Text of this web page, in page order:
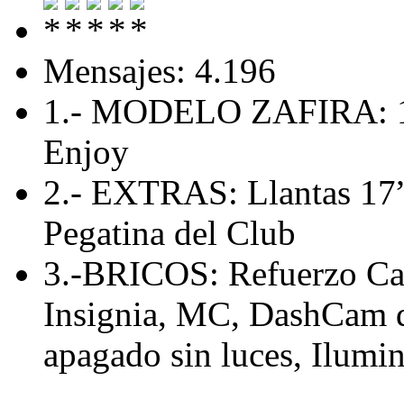
Mensajes: 4.196
1.- MODELO ZAFIRA:
Enjoy
2.- EXTRAS: Llantas
Pegatina del Club
3.-BRICOS: Refuerzo
Insignia, MC, DashCam
apagado sin luces,